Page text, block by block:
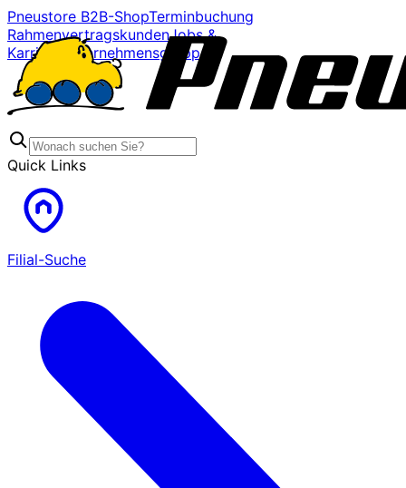
Pneustore B2B-ShopTerminbuchung
RahmenvertragskundenJobs &
Karriere
Unternehmensgruppe
Quick Links
Filial-Suche